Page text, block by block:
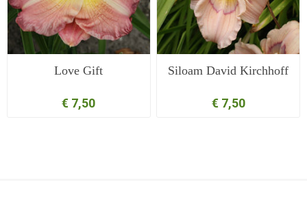
Love Gift
€ 7,50
Siloam David Kirchhoff
€ 7,50